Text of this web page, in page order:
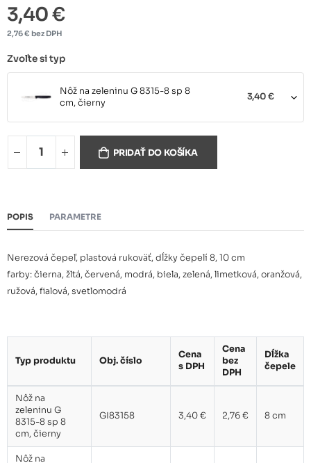
3,40 €
2,76 € bez DPH
Zvoľte si typ
Nôž na zeleninu G 8315-8 sp 8
cm, čierny
3,40 €
cm, žltý
cm, modrý
Nôž na zeleninu G 8315-8 sp 8
Nôž na zeleninu G 8315-8 sp 8
3,40 €
3,70 €
PRIDAŤ DO KOŠÍKA
POPIS PARAMETRE
Nerezová čepeľ, plastová rukoväť, dĺžky čepelí 8, 10 cm
farby: čierna, žltá, červená, modrá, biela, zelená, limetková, oranžová,
ružová, fialová, svetlomodrá
Typ produktu Obj. číslo
Cena
s DPH
Cena
bez
DPH
Dĺžka
čepele
Nôž na
zeleninu G
8315-8 sp 8
cm, čierny
GI83158 3,40 € 2,76 € 8 cm
Nôž na